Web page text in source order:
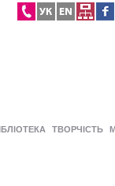
ТВОРЧІСТЬ